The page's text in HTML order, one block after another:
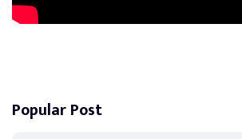
Popular Post